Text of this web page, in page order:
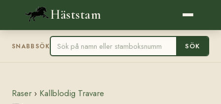
Häststam
SNABBSÖK SÖK
Raser › Kallblodig Travare